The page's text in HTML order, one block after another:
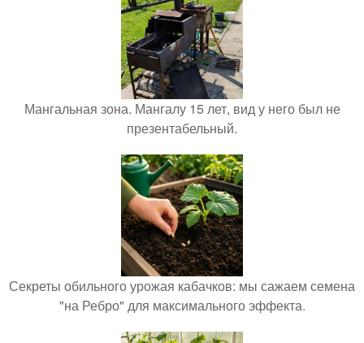
Мангальная зона. Мангалу 15 лет, вид у него был не
презентабельный.
Секреты обильного урожая кабачков: мы сажаем семена
"на Ребро" для максимального эффекта.